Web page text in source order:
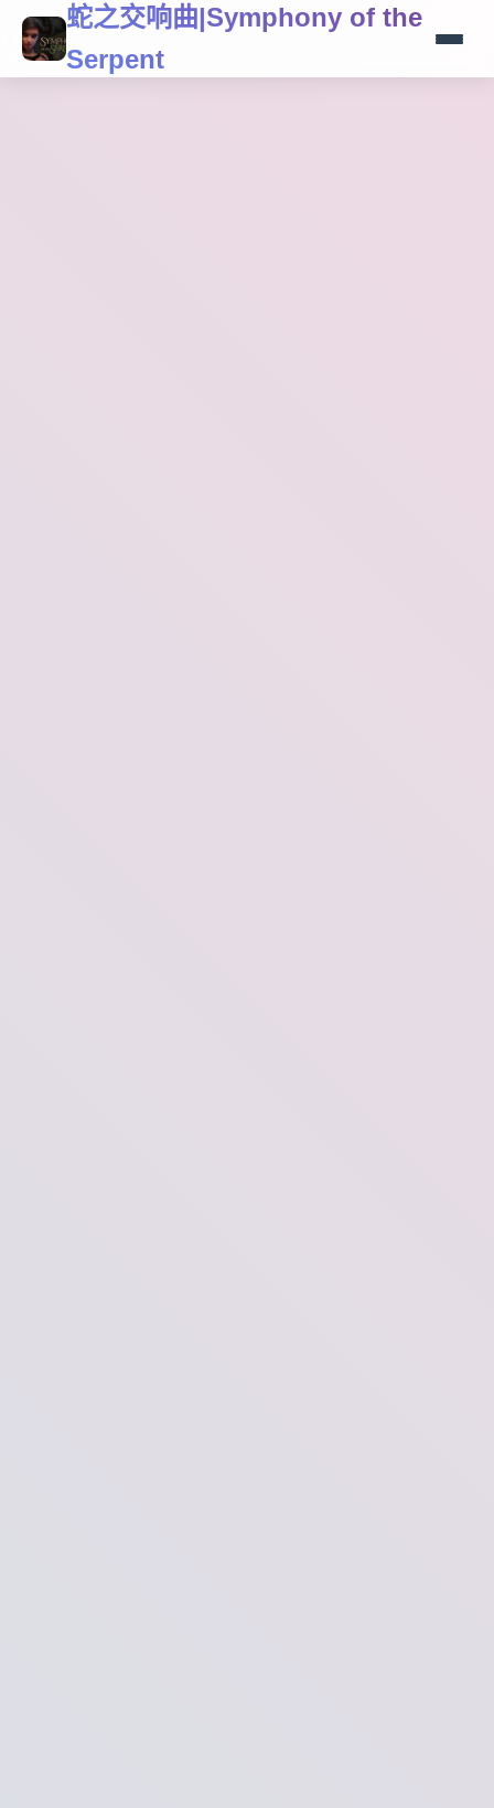
蛇之交响曲|Symphony of the
Serpent